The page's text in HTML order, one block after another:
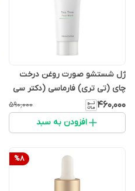
ژل شستشو صورت روغن درخت
چای (تی تری) فارماسی (دکتر سی
تونا)
۴۶۰٬۰۰۰ ۵۹۰٬۰۰۰
افزودن به سبد
%8